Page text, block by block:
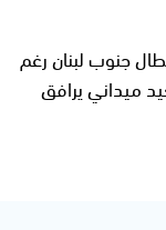
جنوب لبنان رغم
ميداني يرافق